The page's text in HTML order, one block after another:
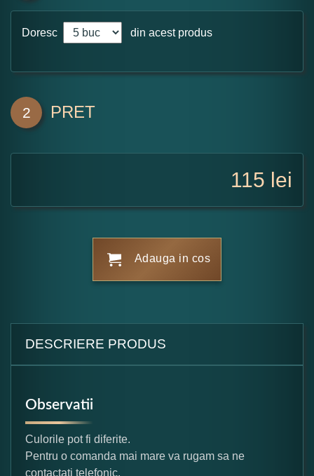
Doresc din acest produs
2 PRET
115 lei
Adauga in cos
DESCRIERE PRODUS
Observatii
Culorile pot fi diferite.
Pentru o comanda mai mare va rugam sa ne
contactati telefonic.